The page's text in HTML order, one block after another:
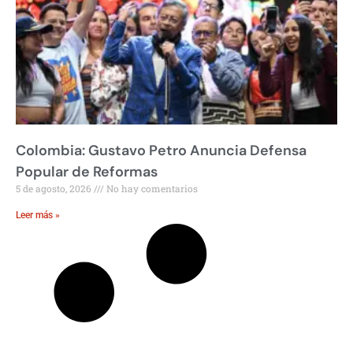
Colombia: Gustavo Petro Anuncia Defensa
Popular de Reformas
5 de agosto, 2026 No hay comentarios
Leer más »